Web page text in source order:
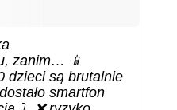
zanim… 📱
dzieci są brutalnie
smartfon